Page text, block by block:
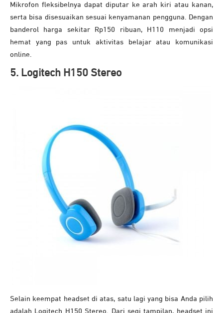
Mikrofon fleksibelnya dapat diputar ke arah kiri atau kanan,
serta bisa disesuaikan sesuai kenyamanan pengguna. Dengan
banderol harga sekitar Rp150 ribuan, H110 menjadi opsi
hemat yang pas untuk aktivitas belajar atau komunikasi
online.
5. Logitech H150 Stereo
Selain keempat headset di atas, satu lagi yang bisa Anda pilih
adalah Logitech H150 Stereo. Dari segi tampilan, headset ini